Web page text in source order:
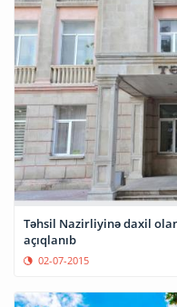
Təhsil Nazirliyinə daxil
açıqlanıb
02-07-2015